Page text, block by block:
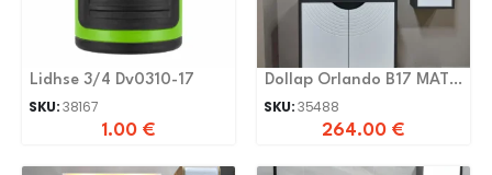
Lidhse 3/4 Dv0310-17
SKU:38167
1.00 €
Dollap Orlando B17 MAT
60 Cm
SKU:35488
264.00 €